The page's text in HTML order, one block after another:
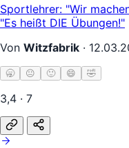
Sportlehrer: "Wir
"Es heißt DIE Übungen!"
Von Witzfabrik ·
🥱 😐 🙂 😄 🤣
3,4 · 7